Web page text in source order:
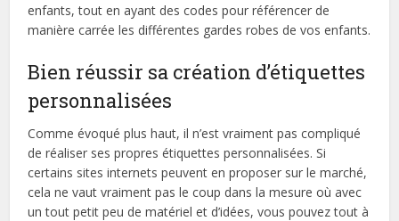
enfants, tout en ayant des codes pour référencer de
manière carrée les différentes gardes robes de vos enfants.
Bien réussir sa création d’étiquettes
personnalisées
Comme évoqué plus haut, il n’est vraiment pas compliqué
de réaliser ses propres étiquettes personnalisées. Si
certains sites internets peuvent en proposer sur le marché,
cela ne vaut vraiment pas le coup dans la mesure où avec
un tout petit peu de matériel et d’idées, vous pouvez tout à